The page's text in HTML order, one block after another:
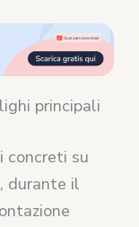
principali
concreti su
durante il